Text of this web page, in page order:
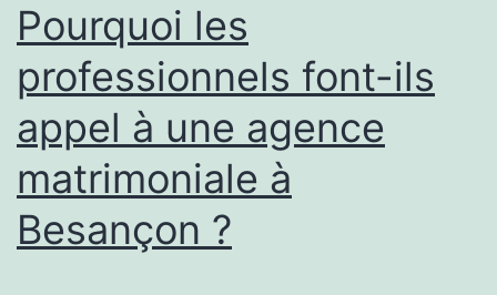
Laval
?
Pourquoi les
professionnels font-ils
appel à une agence
matrimoniale à
Besançon ?